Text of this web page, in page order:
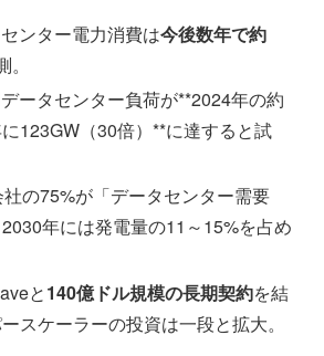
ンター電力消費は今後数年で約
ータセンター負荷が**2024年の約
123GW（30倍）**に達すると試
の75%が「データセンター需要
年には発電量の11～15%を占め
と140億ドル規模の長期契約を結
スケーラーの投資は一段と拡大。